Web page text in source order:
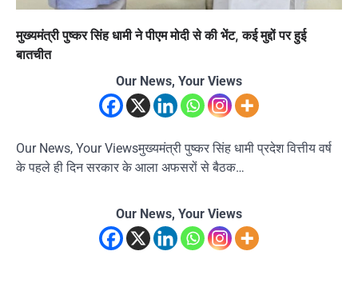
मुख्यमंत्री पुष्कर सिंह धामी ने पीएम मोदी से की भेंट, कई मुद्दों पर हुई
बातचीत
Our News, Your Views
Our News, Your Viewsमुख्यमंत्री पुष्कर सिंह धामी प्रदेश वित्तीय वर्ष
के पहले ही दिन सरकार के आला अफसरों से बैठक…
Our News, Your Views